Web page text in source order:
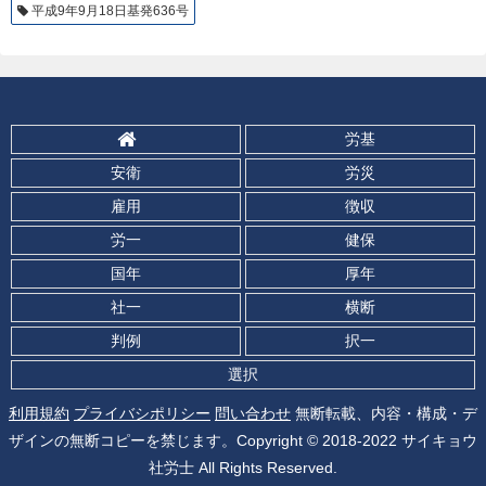
平成9年9月18日基発636号
労基
安衛
労災
雇用
徴収
労一
健保
国年
厚年
社一
横断
判例
択一
選択
利用規約 プライバシポリシー 問い合わせ 無断転載、内容・構成・デ
ザインの無断コピーを禁じます。Copyright © 2018-2022 サイキョウ
社労士 All Rights Reserved.